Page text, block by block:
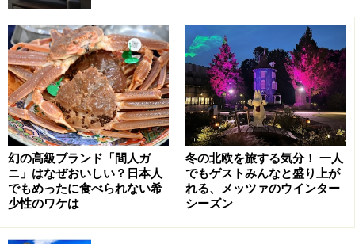
幻の高級ブランド「間人ガ
ニ」はなぜおいしい？日本人
でもめったに食べられない希
少性のワケは
冬の北欧を旅する気分！ 一人
でもゲストみんなと盛り上が
れる、メッツァのウインター
シーズン